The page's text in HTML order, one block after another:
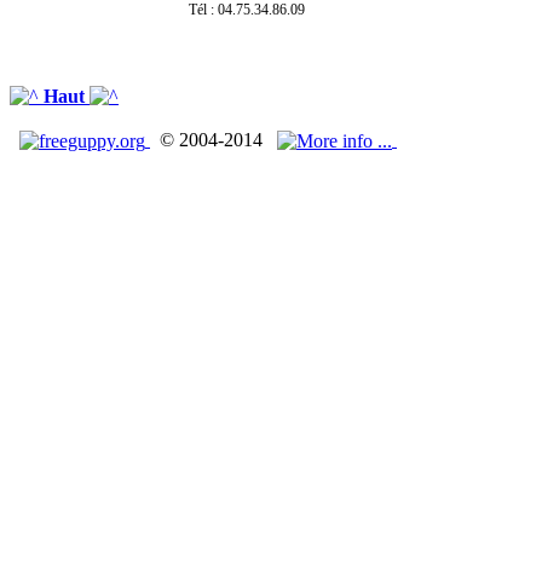
Tél : 04.75.34.86.09
Haut
© 2004-2014